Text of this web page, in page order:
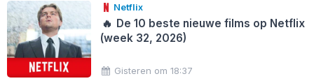
Netflix
🔥 De 10 beste nieuwe films op Netflix
(week 32, 2026)
Gisteren om 18:37